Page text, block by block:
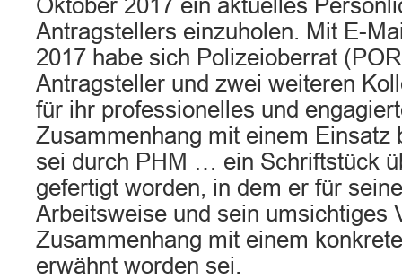
Oktober 2017 ein aktuelles
Antragstellers einzuholen. Mit E-
2017 habe sich Polizeioberrat
Antragsteller und zwei weiteren
für ihr professionelles und
Zusammenhang mit einem Einsatz
sei durch PHM … ein Schriftstück
gefertigt worden, in dem er für
Arbeitsweise und sein umsichtiges
Zusammenhang mit einem
erwähnt worden sei.